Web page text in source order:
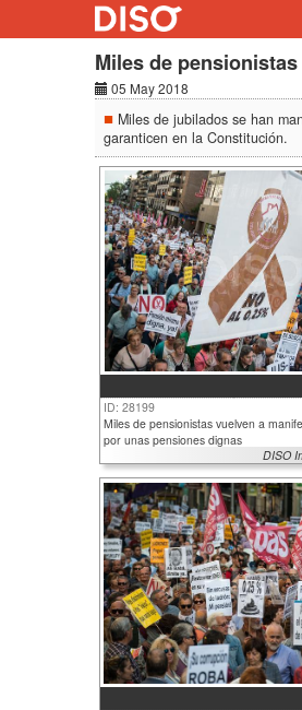
Miles de
05 May 2018
Miles de jubilados se han
garanticen en la Constitución.
ID: 28199
Miles de pensionistas vuelven a
por unas pensiones dignas
DISO